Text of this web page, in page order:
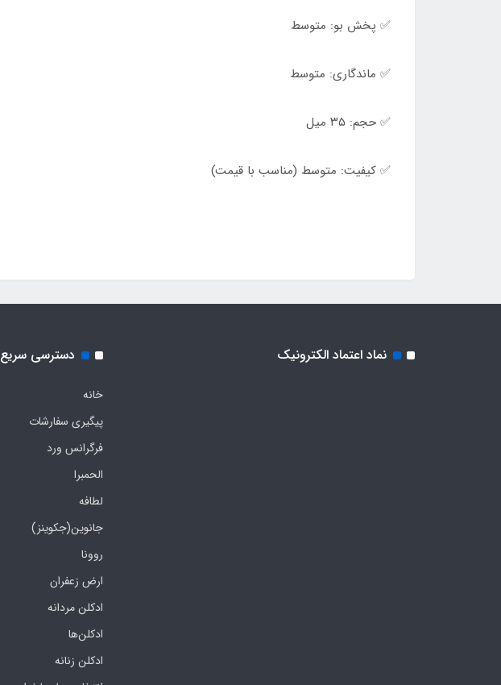
✅ پخش بو: متوسط
✅ ماندگاری: متوسط
✅ حجم: ۳۵ میل
✅ کیفیت: متوسط (مناسب با قیمت)
نماد اعتماد الکترونیک دسترسی سریع
خانه
پیگیری سفارشات
فرگرانس ورد
الحمبرا
لطافه
جانوین(جکوینز)
روونا
ارض زعفران
ادکلن مردانه
ادکلن‌ها
ادکلن زنانه